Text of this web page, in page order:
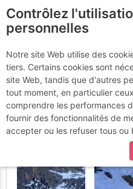
Tête de la
Speed dating
Contrôlez
personnelles
Notre site Web utilise des
tiers. Certains cookies sont
site Web, tandis que d'autres
tout moment, en particulier
comprendre les performances
fournir des fonctionnalités de
accepter ou les refuser tous ou